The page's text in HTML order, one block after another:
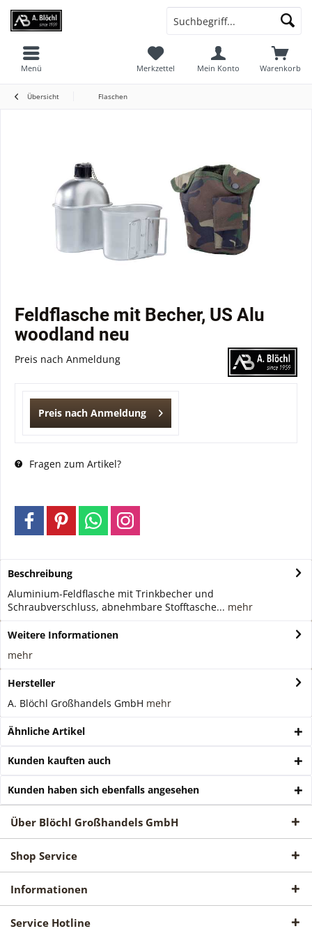
Warenkorb
Merkzettel Mein Konto
Menü
Übersicht Flaschen
Feldflasche mit Becher, US Alu
woodland neu
Preis nach Anmeldung
Preis nach Anmeldung
Fragen zum Artikel?
Beschreibung
Aluminium-Feldflasche mit Trinkbecher und
Schraubverschluss, abnehmbare Stofftasche... mehr
Weitere Informationen
mehr
Hersteller
A. Blöchl Großhandels GmbH mehr
Ähnliche Artikel
Kunden kauften auch
Kunden haben sich ebenfalls angesehen
Über Blöchl Großhandels GmbH
Shop Service
Informationen
Service Hotline